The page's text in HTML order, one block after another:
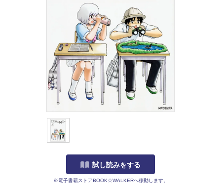
試し読みをする
※電子書籍ストアBOOK☆WALKERへ移動します。